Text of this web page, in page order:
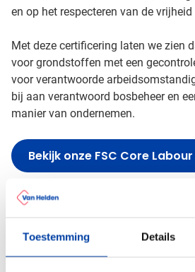
Toestemming Details
en op het respecteren van de
Met deze certificering laten we zien
voor grondstoffen met een
voor verantwoorde
bij aan verantwoord bosbeheer en
manier van ondernemen.
Bekijk onze FSC Core